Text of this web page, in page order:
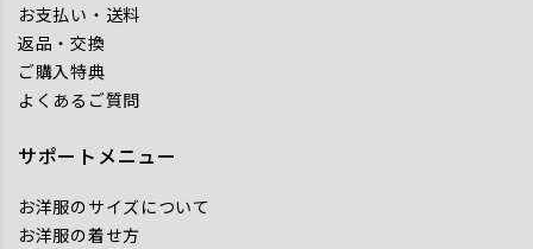
お支払い・送料
返品・交換
ご購入特典
よくあるご質問
サポートメニュー
お洋服のサイズについて
お洋服の着せ方